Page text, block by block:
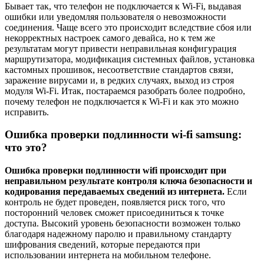
Бывает так, что телефон не подключается к Wi-Fi, выдавая
ошибки или уведомляя пользователя о невозможности
соединения. Чаще всего это происходит вследствие сбоя или
некорректных настроек самого девайса, но к тем же
результатам могут привести неправильная конфигурация
маршрутизатора, модификация системных файлов, установка
кастомных прошивок, несоответствие стандартов связи,
заражение вирусами и, в редких случаях, выход из строя
модуля Wi-Fi. Итак, постараемся разобрать более подробно,
почему телефон не подключается к Wi-Fi и как это можно
исправить.
Ошибка проверки подлинности wi-fi samsung:
что это?
Ошибка проверки подлинности wifi происходит при
неправильном результате контроля ключа безопасности и
кодирования передаваемых сведений из интернета. Если
контроль не будет проведен, появляется риск того, что
посторонний человек сможет присоединиться к точке
доступа. Высокий уровень безопасности возможен только
благодаря надежному паролю и правильному стандарту
шифрования сведений, которые передаются при
использовании интернета на мобильном телефоне.